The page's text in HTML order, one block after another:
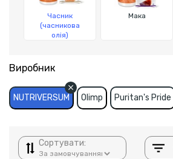
Мака
Часник
(часникова
олія)
Виробник
NUTRIVERSUM Puritan's Pride
Olimp
Сортувати: